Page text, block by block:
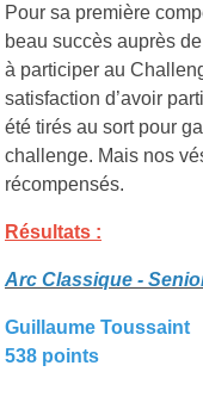
Pour sa première
beau succès auprès
à participer au
satisfaction d’avoir
été tirés au sort pour
challenge. Mais nos
récompensés.
Résultats :
Arc Classique -
Guillaume
538 points